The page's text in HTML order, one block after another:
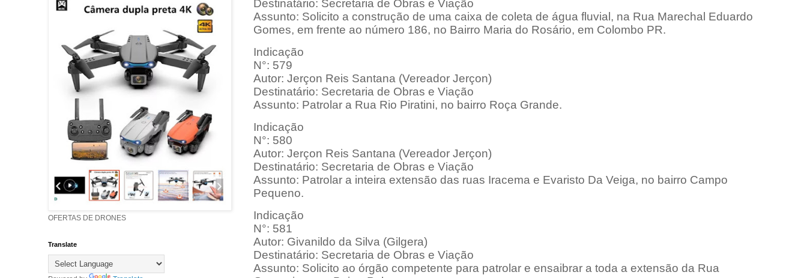
Destinatário: Secretaria de Obras e Viação
Assunto: Solicito a construção de uma caixa de coleta de água fluvial, na Rua Marechal Eduardo
Gomes, em frente ao número 186, no Bairro Maria do Rosário, em Colombo PR.
Indicação
N°: 579
Autor: Jerçon Reis Santana (Vereador Jerçon)
Destinatário: Secretaria de Obras e Viação
Assunto: Patrolar a Rua Rio Piratini, no bairro Roça Grande.
Indicação
N°: 580
Autor: Jerçon Reis Santana (Vereador Jerçon)
Destinatário: Secretaria de Obras e Viação
Assunto: Patrolar a inteira extensão das ruas Iracema e Evaristo Da Veiga, no bairro Campo
Pequeno.
Indicação
N°: 581
Autor: Givanildo da Silva (Gilgera)
Destinatário: Secretaria de Obras e Viação
Assunto: Solicito ao órgão competente para patrolar e ensaibrar a toda a extensão da Rua
OFERTAS DE DRONES
Translate